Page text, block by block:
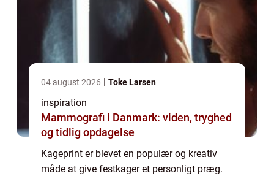
04 august 2026 Toke Larsen
inspiration
Mammografi i Danmark: viden, tryghed
og tidlig opdagelse
Kageprint er blevet en populær og kreativ
måde at give festkager et personligt præg.